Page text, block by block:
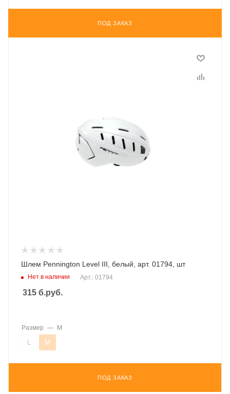
ПОД ЗАКАЗ
Шлем Pennington Level III, белый, арт. 01794, шт
Нет в наличии Арт.: 01794
315 б.руб.
ПОД ЗАКАЗ
Размер — M
L M